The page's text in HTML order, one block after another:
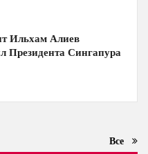
Ильхам Алиев
Президента Сингапура
Все